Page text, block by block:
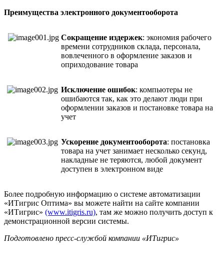
Преимущества электронного документооборота
Сокращение издержек: экономия рабочего
времени сотрудников склада, персонала,
вовлеченного в оформление заказов и
оприходование товара
Исключение ошибок: компьютеры не
ошибаются так, как это делают люди при
оформлении заказов и постановке товара на
учет
Ускорение документооборота: постановка
товара на учет занимает несколько секунд,
накладные не теряются, любой документ
доступен в электронном виде
Более подробную информацию о системе автоматизации
«ИТигрис Оптима» вы можете найти на сайте компании
«ИТигрис» (www.itigris.ru), там же можно получить доступ к
демонстрационной версии системы.
Подготовлено пресс-службой компании «ИТигрис»